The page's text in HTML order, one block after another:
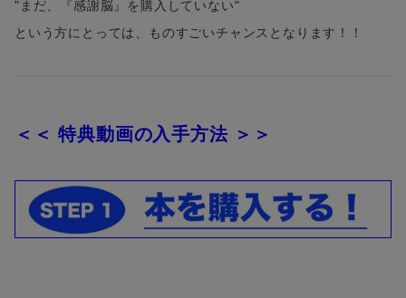
"まだ、『感謝脳』を購入していない"
という方にとっては、ものすごいチャンスとなります！！
＜＜ 特典動画の入手方法 ＞＞